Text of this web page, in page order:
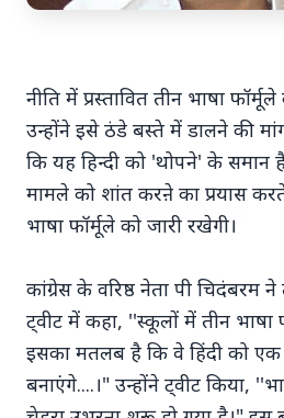
परिवार का आरोप -
अमेरिका में 'फर्जी' पिज्जा
भारतीय युवक की गोली मारकर
आरोप - "ट्रैप था" एक चौंकान...
Read Full Story
Top Stories
नीति में प्रस्तावित तीन भाषा
उन्होंने इसे ठंडे बस्ते में डालने की
कि यह हिन्दी को 'थोपने' के समान
मामले को शांत करऩे का प्रयास
भाषा फॉर्मूले को जारी रखेगी।
कांग्रेस के वरिष्ठ नेता पी चिदंबरम
ट्वीट में कहा, ''स्कूलों में तीन भाषा
इसका मतलब है कि वे हिंदी को एक
बनाएंगे....।" उन्होंने ट्वीट किया,